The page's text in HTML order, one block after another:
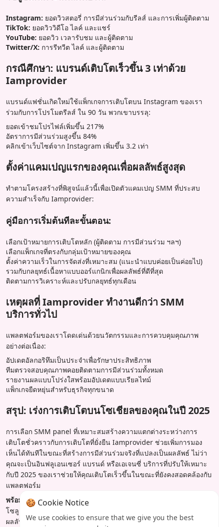
Instagram: ยอดวิวสตอรี่ การมีส่วนร่วมกับรีลส์ และการเพิ่มผู้ติดตาม
TikTok: ยอดวิววิดีโอ ไลค์ และแชร์
YouTube: ยอดวิว เวลารับชม และผู้ติดตาม
Twitter/X: การรีทวีต ไลค์ และผู้ติดตาม
กรณีศึกษา: แบรนด์เติบโตเร็วขึ้น 3 เท่าด้วย
Iamprovider
แบรนด์แฟชั่นเกิดใหม่ใช้แพ็กเกจการเติบโตบน Instagram ของเรา
ร่วมกับการโปรโมตรีลส์ ใน 90 วัน พวกเขาบรรลุ:
ยอดเข้าชมโปรไฟล์เพิ่มขึ้น 217%
อัตราการมีส่วนร่วมสูงขึ้น 84%
คลิกเข้าเว็บไซต์จาก Instagram เพิ่มขึ้น 3.2 เท่า
ตั้งค่าแคมเปญแรกของคุณเพื่อผลลัพธ์สูงสุด
ทำตามโครงสร้างที่พิสูจน์แล้วนี้เพื่อเปิดตัวแคมเปญ SMM ที่ประสบ
ความสำเร็จกับ Iamprovider:
คู่มือการเริ่มต้นทีละขั้นตอน:
เลือกเป้าหมายการเติบโตหลัก (ผู้ติดตาม การมีส่วนร่วม ฯลฯ)
เลือกแพ็กเกจที่ตรงกับกลุ่มเป้าหมายของคุณ
ตั้งค่าความเร็วในการจัดส่งที่เหมาะสม (แนะนำแบบค่อยเป็นค่อยไป)
รวมกับกลยุทธ์เนื้อหาแบบออร์แกนิกเพื่อผลลัพธ์ที่ดีที่สุด
ติดตามการวิเคราะห์และปรับกลยุทธ์ทุกเดือน
เหตุผลที่ Iamprovider ทำงานดีกว่า SMM
บริการทั่วไป
แพลตฟอร์มของเราโดดเด่นด้วยนวัตกรรมและการควบคุมคุณภาพ
อย่างต่อเนื่อง:
อัปเดตอัลกอริทึมเป็นประจำเพื่อรักษาประสิทธิภาพ
ทีมตรวจสอบคุณภาพคอยติดตามการมีส่วนร่วมทั้งหมด
รายงานผลแบบโปร่งใสพร้อมอัปเดตแบบเรียลไทม์
แพ็กเกจยืดหยุ่นสำหรับธุรกิจทุกขนาด
สรุป: เร่งการเติบโตบนโซเชียลของคุณในปี 2025
การเลือก SMM panel ที่เหมาะสมสร้างความแตกต่างระหว่างการ
เติบโตชั่วคราวกับการเติบโตที่ยั่งยืน Iamprovider ช่วยเพิ่มการมอง
เห็นได้ทันทีในขณะที่สร้างการมีส่วนร่วมจริงที่แปลงเป็นผลลัพธ์ ไม่ว่า
คุณจะเป็นอินฟลูเอนเซอร์ แบรนด์ หรือเอเจนซี่ บริการที่ปรับให้เหมาะ
กับปี 2025 ของเราช่วยให้คุณเติบโตเร็วขึ้นในขณะที่ยังคงสอดคล้องกับ
แพลตฟอร์ม
พร้อมเปลี่ยนแปลงการมีอยู่บนโซเชียลของคุณแล้วหรือยัง?
โซลูชัน SMM ของ Iamprovider วันนี้และสัมผัสการเติบโตที่ส่งผลต่อ
ผลลัพธ์ทางธุรกิจของคุณจริงๆ ทีมงานของเราพร้อมช่วยคุณสร้าง
🍪 Cookie Notice
We use cookies to ensure that we give you the best